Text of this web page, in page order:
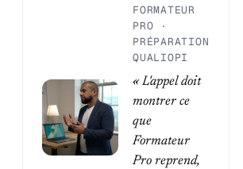
FORMATEUR
PRO ·
PRÉPARATION
QUALIOPI
« L'appel doit
montrer ce
que
Formateur
Pro reprend,